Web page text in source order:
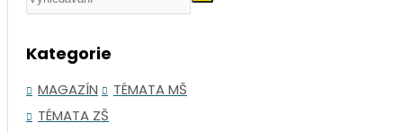
Kategorie
MAGAZÍN
TÉMATA MŠ
TÉMATA ZŠ